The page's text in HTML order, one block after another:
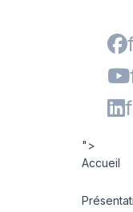
">
Accueil